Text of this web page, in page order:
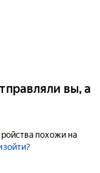
вы, а
похожи на